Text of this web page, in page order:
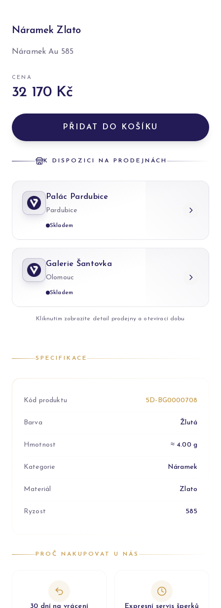
Náramek Zlato
Náramek Au 585
CENA
32 170 Kč
PŘIDAT DO KOŠÍKU
K DISPOZICI NA PRODEJNÁCH
Palác Pardubice
Pardubice
Skladem
Galerie Šantovka
Olomouc
Skladem
Kliknutím zobrazíte detail prodejny a otevírací dobu
SPECIFIKACE
Kód produktu 5D-BG0000708
Barva Žlutá
Hmotnost ≈ 4.00 g
Kategorie Náramek
Materiál Zlato
Ryzost 585
PROČ NAKUPOVAT U NÁS
30 dní na vrácení Expresní servis šperků